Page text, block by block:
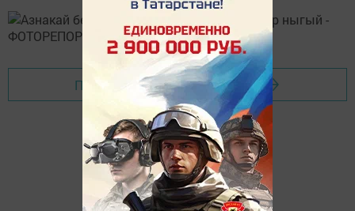
Перейти на страницу новости